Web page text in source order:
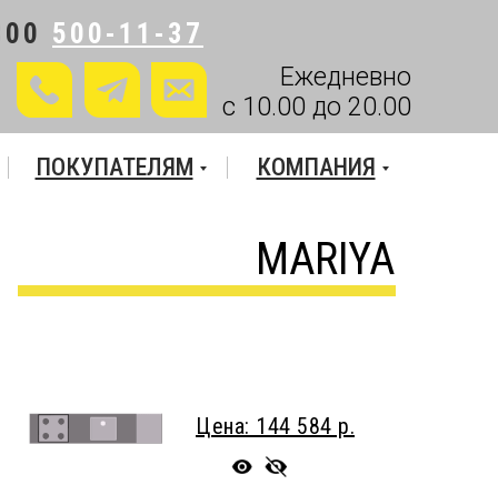
500-11-37
Ежедневно
с 10.00 до 20.00
ПОКУПАТЕЛЯМ КОМПАНИЯ
MARIYA
Цена: 144 584 р.